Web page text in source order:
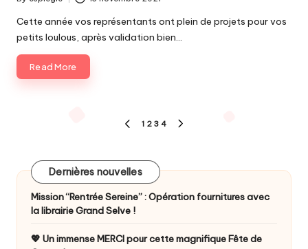
Posted
by
Cette année vos représentants ont plein de projets pour vos
petits loulous, après validation bien…
Read More
publications
PREVIOUS
1 2 3 4
Dernières nouvelles
Mission “Rentrée Sereine” : Opération fournitures avec
la librairie Grand Selve !
💖 Un immense MERCI pour cette magnifique Fête de